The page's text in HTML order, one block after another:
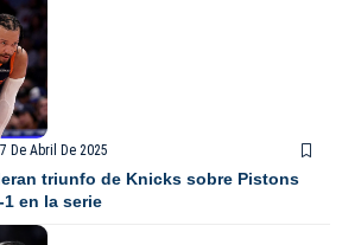
De Abril De 2025
triunfo de Knicks sobre Pistons
en la serie